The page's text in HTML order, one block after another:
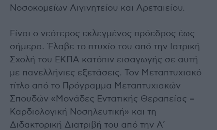
Νοσοκομείων Αιγινητείου και Αρεταιείου.
Είναι ο νεότερος εκλεγμένος πρόεδρος έως
σήμερα. Έλαβε το πτυχίο του από την Ιατρική
Σχολή του ΕΚΠΑ κατόπιν εισαγωγής σε αυτή
με πανελλήνιες εξετάσεις. Τον Μεταπτυχιακό
τίτλο από το Πρόγραμμα Μεταπτυχιακών
Σπουδών «Μονάδες Εντατικής Θεραπείας –
Καρδιολογική Νοσηλευτική» και τη
Διδακτορική Διατριβή του από την Α’